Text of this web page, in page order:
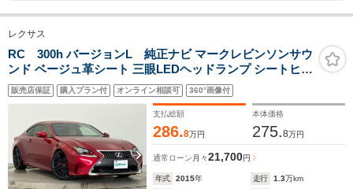
レクサス
RC 300h バージョンL 純正ナビ マークレビンソンサウ
ンド ベージュ革シート 三眼LEDヘッドランプ シートヒー
ター/ベンチレーション ステアリングヒーター パワーシー
ト シートメモリ クルーズコントロール フルセグTV 禁煙
販売店保証 購入プラン付 オンライン相談可 360°画像付
支払総額
286.8万円
本体価格
275.8万円
通常ローン 月々21,700円
年式 2015年 走行 1.3万km